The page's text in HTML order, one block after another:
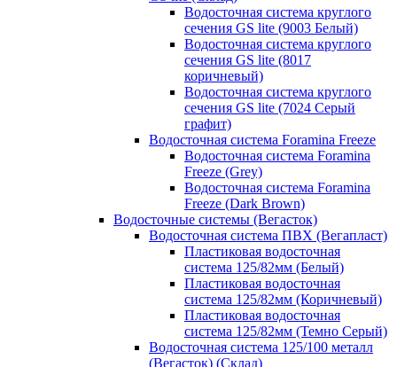
Водосточная система круглого
сечения GS lite (9003 Белый)
Водосточная система круглого
сечения GS lite (8017
коричневый)
Водосточная система круглого
сечения GS lite (7024 Серый
графит)
Водосточная система Foramina Freeze
Водосточная система Foramina
Freeze (Grey)
Водосточная система Foramina
Freeze (Dark Brown)
Водосточные системы (Вегасток)
Водосточная система ПВХ (Вегапласт)
Пластиковая водосточная
система 125/82мм (Белый)
Пластиковая водосточная
система 125/82мм (Коричневый)
Пластиковая водосточная
система 125/82мм (Темно Серый)
Водосточная система 125/100 металл
(Вегасток) (Склад)